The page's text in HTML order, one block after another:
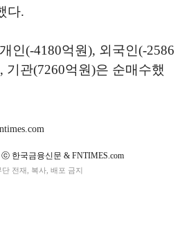
다.
인(-4180억원), 외국인(-2586
기관(7260억원)은 순매수했
한국금융신문 & FNTIMES.com
전재, 복사, 배포 금지